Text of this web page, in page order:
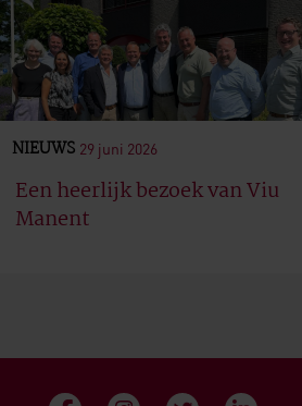
NIEUWS 29 juni 2026
Een heerlijk bezoek van Viu
Manent